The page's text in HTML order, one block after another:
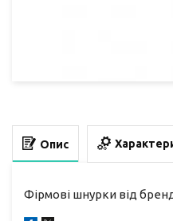
Опис
Фірмові шнурки від